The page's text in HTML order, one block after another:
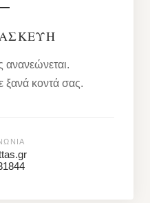
ανανεώνεται.
ξανά κοντά σας.